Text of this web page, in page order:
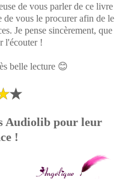
de vous parler de ce livre
vous le procurer afin de le
Je pense sincèrement, que
l'écouter !
belle lecture 😊
Audiolib pour leur
!